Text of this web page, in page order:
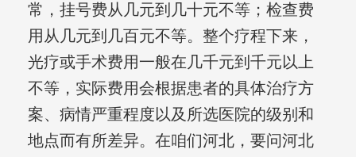
常，挂号费从几元到几十元不等；检查费
用从几元到几百元不等。整个疗程下来，
光疗或手术费用一般在几千元到千元以上
不等，实际费用会根据患者的具体治疗方
案、病情严重程度以及所选医院的级别和
地点而有所差异。在咱们河北，要问河北